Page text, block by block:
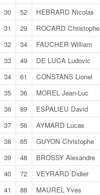
30
52 HEBRARD Nicolas
31
29 ROCARD Christophe
32
34 FAUCHER William
33
49 DE LUCA Ludovic
34
61 CONSTANS Lionel
35
36 MOREL Jean-Luc
36
89 ESPALIEU David
37
56 AYMARD Lucas
38
65 GUYON Christophe
39
48 BROSSY Alexandre
40
72 VEYRARD Didier
41
88 MAUREL Yves